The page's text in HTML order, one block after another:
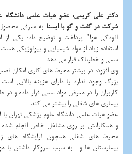
دكتر علی كریمی، عضو هیات علمی دانشگاه
شركت در گفت و گو با ایسنا به معرفی
آلودگی هوا" پرداخت و توضیح داد: یكی از
استفاده زیاد از مواد شیمیایی و بیولوژیكی
سمی و خطرناك قرار می دهد.
وی افزود: در بیشتر محیط های كاری امكان
بزرگ وجود ندارد یا دارای هزینه بالایی
كاربران را در معرض مواد سمی قرار داده و در
بیماری های شغلی را بیشتر می كند.
عضو هیات علمی دانشگاه علوم پزشكی تهران با
و همكارانش بر روی مشاغل خاص انجام شده
محیط های شغلی همچون آرایشگاه های
بیمارستان ها و... به سبب سروكار داشتن با